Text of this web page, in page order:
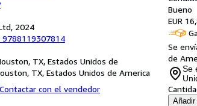
2024
9788119307814
TX, Estados Unidos de
TX, Estados Unidos de America
Contactar con el vendedor
Bueno
EUR
Se
de
Se